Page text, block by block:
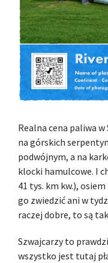
Realna cena paliwa
na górskich
podwójnym, a na
klocki hamulcowe. I
41 tys. km kw.),
go zwiedzić ani w
raczej dobre, to są
Szwajcarzy to
wszystko jest tutaj